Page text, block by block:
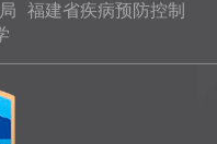
福建省疾病预防控制